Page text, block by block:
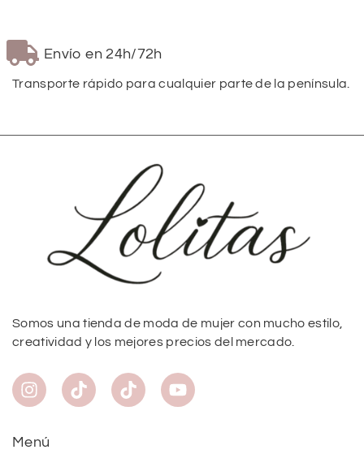
Envío en 24h/72h
Transporte rápido para cualquier parte de la península.
Somos una tienda de moda de mujer con mucho estilo,
creatividad y los mejores precios del mercado.
Menú